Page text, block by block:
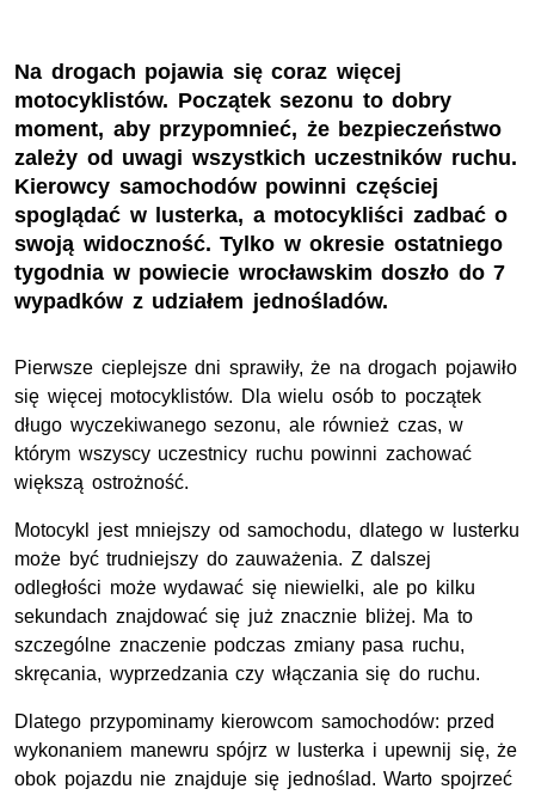
Na drogach pojawia się coraz więcej
motocyklistów. Początek sezonu to dobry
moment, aby przypomnieć, że bezpieczeństwo
zależy od uwagi wszystkich uczestników ruchu.
Kierowcy samochodów powinni częściej
spoglądać w lusterka, a motocykliści zadbać o
swoją widoczność. Tylko w okresie ostatniego
tygodnia w powiecie wrocławskim doszło do 7
wypadków z udziałem jednośladów.
Pierwsze cieplejsze dni sprawiły, że na drogach pojawiło
się więcej motocyklistów. Dla wielu osób to początek
długo wyczekiwanego sezonu, ale również czas, w
którym wszyscy uczestnicy ruchu powinni zachować
większą ostrożność.
Motocykl jest mniejszy od samochodu, dlatego w lusterku
może być trudniejszy do zauważenia. Z dalszej
odległości może wydawać się niewielki, ale po kilku
sekundach znajdować się już znacznie bliżej. Ma to
szczególne znaczenie podczas zmiany pasa ruchu,
skręcania, wyprzedzania czy włączania się do ruchu.
Dlatego przypominamy kierowcom samochodów: przed
wykonaniem manewru spójrz w lusterka i upewnij się, że
obok pojazdu nie znajduje się jednoślad. Warto spojrzeć